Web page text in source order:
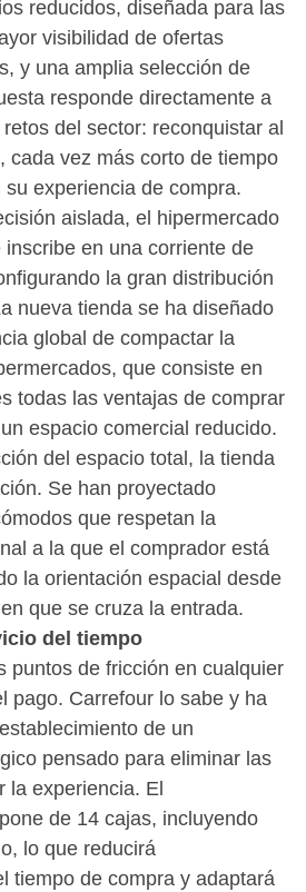
reducidos, diseñada para las
visibilidad de ofertas
y una amplia selección de
responde directamente a
del sector: reconquistar al
cada vez más corto de tiempo
experiencia de compra.
aislada, el hipermercado
en una corriente de
la gran distribución
nueva tienda se ha diseñado
global de compactar la
que consiste en
todas las ventajas de comprar
espacio comercial reducido.
del espacio total, la tienda
Se han proyectado
que respetan la
a la que el comprador está
la orientación espacial desde
que se cruza la entrada.
del tiempo
puntos de fricción en cualquier
pago. Carrefour lo sabe y ha
de un
pensado para eliminar las
la experiencia. El
de 14 cajas, incluyendo
lo que reducirá
tiempo de compra y adaptará